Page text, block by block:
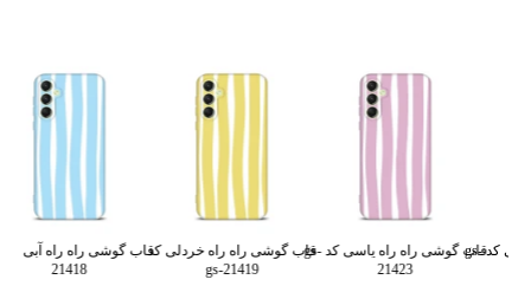
قاب گوشی راه راه کرمی کد gs-
قاب گوشی راه راه یاسی کد gs-
21423
قاب گوشی راه راه خردلی کد
gs-21419
21418